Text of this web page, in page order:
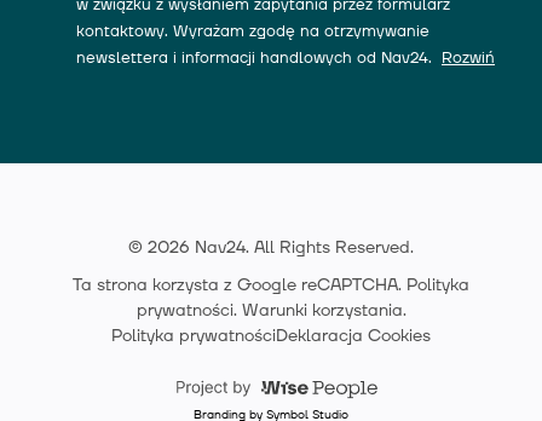
w związku z wysłaniem zapytania przez formularz
kontaktowy. Wyrażam zgodę na otrzymywanie
newslettera i informacji handlowych od Nav24.
Rozwiń
© 2026 Nav24. All Rights Reserved.
Ta strona korzysta z Google reCAPTCHA. Polityka
prywatności. Warunki korzystania.
Polityka prywatnościDeklaracja Cookies
Branding by Symbol Studio